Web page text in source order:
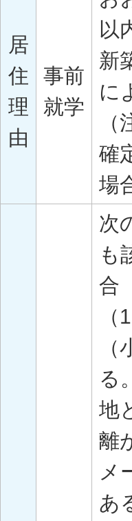
居
住
理
由
事前
就学
以
新
に
確
場
次
も
合
る
地
離
メ
あ